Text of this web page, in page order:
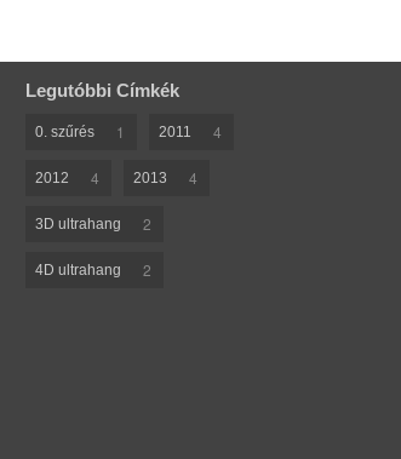
Legutóbbi Címkék
0. szűrés 1 2011 4
2012 4 2013 4
3D ultrahang 2
4D ultrahang 2